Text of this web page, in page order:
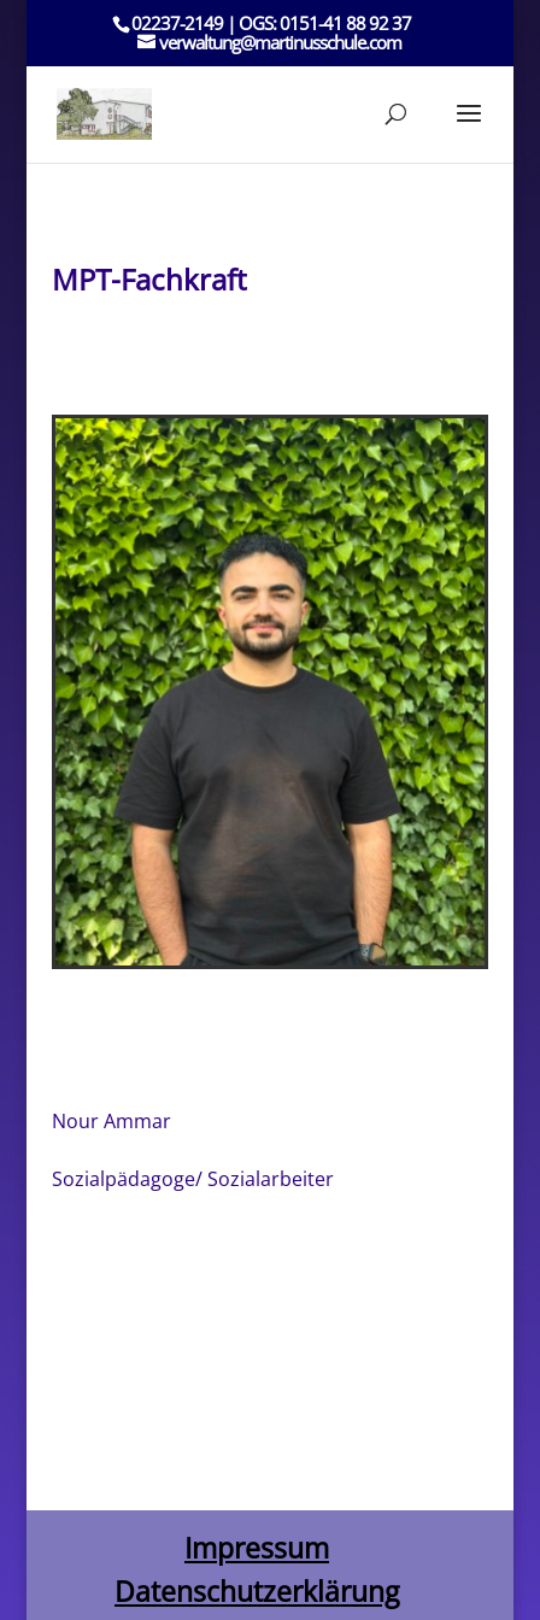
02237-2149 | OGS: 0151-41 88 92 37
verwaltung@martinusschule.com
MPT-Fachkraft
Nour Ammar
Sozialpädagoge/ Sozialarbeiter
Impressum
Datenschutzerklärung